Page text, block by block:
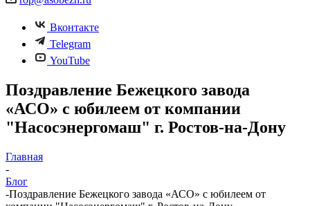
Вконтакте
Telegram
YouTube
Поздравление Бежецкого завода
«АСО» с юбилеем от компании
"Насосэнергомаш" г. Ростов-на-Дону
Главная
-
Блог
-Поздравление Бежецкого завода «АСО» с юбилеем от